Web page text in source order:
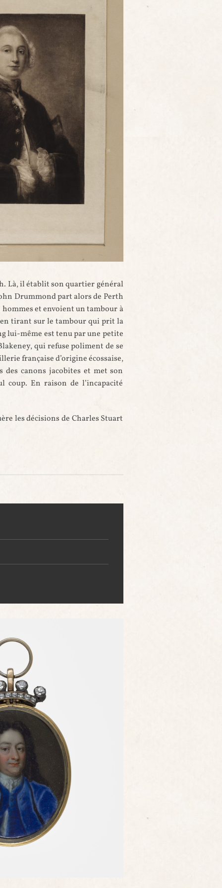
Là, il établit son quartier général
Drummond part alors de Perth
et envoient un tambour à
tirant sur le tambour qui prit la
lui-même est tenu par une petite
qui refuse poliment de se
française d’origine écossaise,
canons jacobites et met son
En raison de l’incapacité
les décisions de Charles Stuart